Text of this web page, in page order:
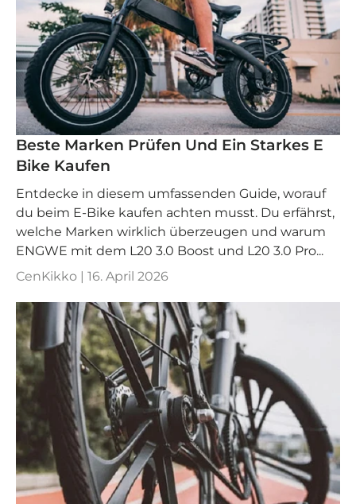
Beste Marken Prüfen Und Ein Starkes E
Bike Kaufen
Entdecke in diesem umfassenden Guide, worauf
du beim E-Bike kaufen achten musst. Du erfährst,
welche Marken wirklich überzeugen und warum
ENGWE mit dem L20 3.0 Boost und L20 3.0 Pro...
CenKikko | 16. April 2026